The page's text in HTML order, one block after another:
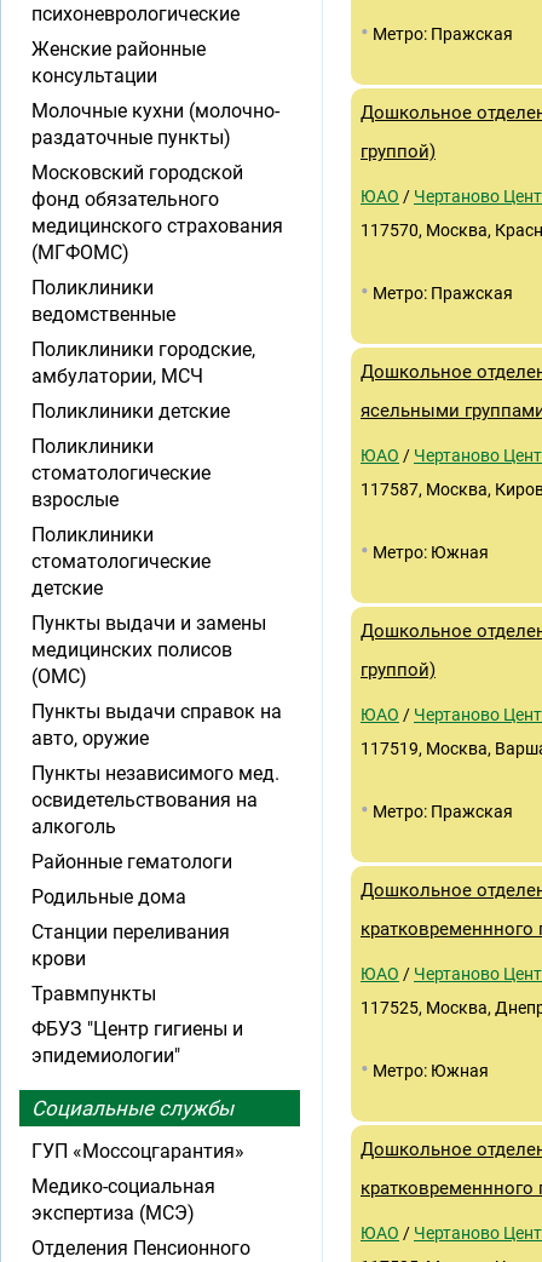
• Метро: Пражская
Дошкольное
группой)
ЮАО / Чертаново
117570, Москва,
• Метро: Пражская
Дошкольное
ясельными
ЮАО / Чертаново
117587, Москва,
• Метро: Южная
Дошкольное
группой)
ЮАО / Чертаново
117519, Москва,
• Метро: Пражская
Дошкольное
ЮАО / Чертаново
117525, Москва,
• Метро: Южная
Дошкольное
ЮАО / Чертаново
психоневрологические
Женские районные
консультации
Молочные кухни (молочно-
раздаточные пункты)
Московский городской
фонд обязательного
медицинского страхования
(МГФОМС)
Поликлиники
ведомственные
Поликлиники городские,
амбулатории, МСЧ
Поликлиники детские
Поликлиники
стоматологические
взрослые
Поликлиники
стоматологические
детские
Пункты выдачи и замены
медицинских полисов
(ОМС)
Пункты выдачи справок на
авто, оружие
Пункты независимого мед.
освидетельствования на
алкоголь
Районные гематологи
Родильные дома
Станции переливания
крови
Травмпункты
ФБУЗ "Центр гигиены и
эпидемиологии"
Социальные службы
ГУП «Моссоцгарантия»
Медико-социальная
экспертиза (МСЭ)
Отделения Пенсионного